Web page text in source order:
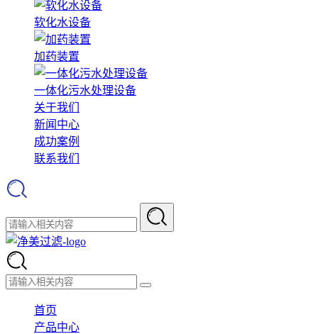
软化水设备
加药装置
一体化污水处理设备
关于我们
新闻中心
成功案例
联系我们
首页
产品中心